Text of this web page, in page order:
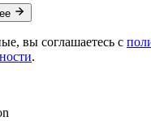
вы соглашаетесь с
.